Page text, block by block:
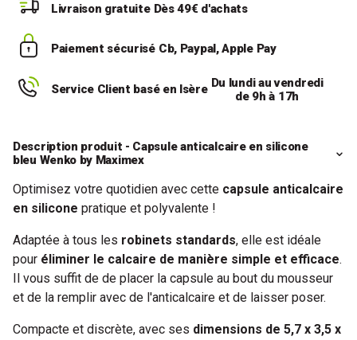
Livraison gratuite Dès 49€ d'achats
Paiement sécurisé Cb, Paypal, Apple Pay
Service Client basé en Isère Du lundi au vendredi
de 9h à 17h
Description produit - Capsule anticalcaire en silicone
bleu Wenko by Maximex
Optimisez votre quotidien avec cette capsule anticalcaire
en silicone pratique et polyvalente !
Adaptée à tous les robinets standards, elle est idéale
pour éliminer le calcaire de manière simple et efficace.
Il vous suffit de de placer la capsule au bout du mousseur
et de la remplir avec de l'anticalcaire et de laisser poser.
Compacte et discrète, avec ses dimensions de 5,7 x 3,5 x